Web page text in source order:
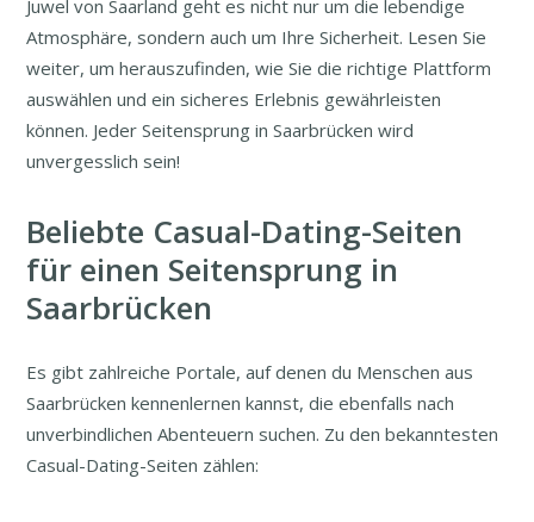
Juwel von Saarland geht es nicht nur um die lebendige
Atmosphäre, sondern auch um Ihre Sicherheit. Lesen Sie
weiter, um herauszufinden, wie Sie die richtige Plattform
auswählen und ein sicheres Erlebnis gewährleisten
können. Jeder Seitensprung in Saarbrücken wird
unvergesslich sein!
Beliebte Casual-Dating-Seiten
für einen Seitensprung in
Saarbrücken
Es gibt zahlreiche Portale, auf denen du Menschen aus
Saarbrücken kennenlernen kannst, die ebenfalls nach
unverbindlichen Abenteuern suchen. Zu den bekanntesten
Casual-Dating-Seiten zählen: